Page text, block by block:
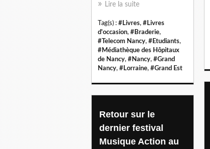
Lire la suite
Tag(s) : #Livres, #Livres
d'occasion, #Braderie,
#Telecom Nancy, #Etudiants,
#Médiathèque des Hôpitaux
de Nancy, #Nancy, #Grand
Nancy, #Lorraine, #Grand Est
Retour sur le
dernier festival
Musique Action au